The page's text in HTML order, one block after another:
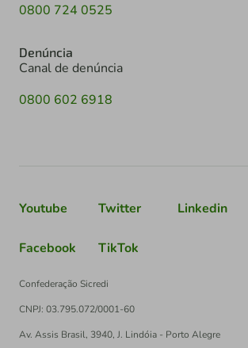
0800 724 0525
Denúncia
Canal de denúncia
0800 602 6918
Youtube Twitter Linkedin
Facebook TikTok
Confederação Sicredi
CNPJ: 03.795.072/0001-60
Av. Assis Brasil, 3940, J. Lindóia - Porto Alegre